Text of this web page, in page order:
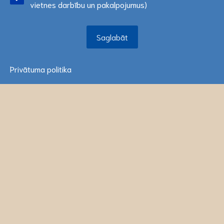
Saglabāt
vietnes darbību un pakalpojumus)
Saglabāt
Privātuma politika